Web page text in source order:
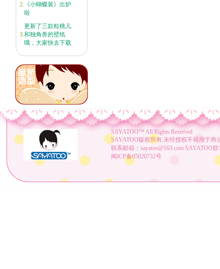
2. 《小蝴蝶装》出炉
啦
3.
更新了三款粒桃儿
和独角兽的壁纸
哦，大家快去下载
SAYATOO™ All Rights Reserved
SAYATOO版权所有,未经授权不得用于商
联系邮箱：sayatoo@163.com SAYATOO
闽ICP备05020732号